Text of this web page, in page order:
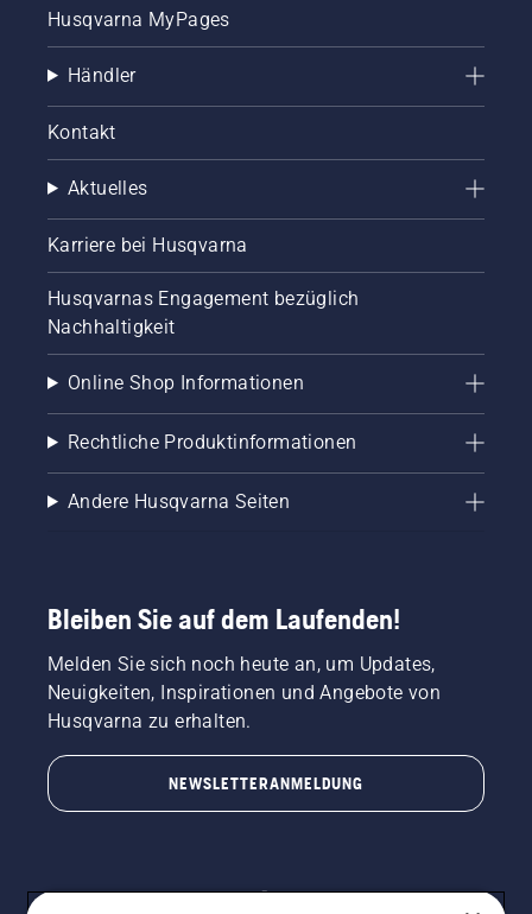
Husqvarna MyPages
Händler
Kontakt
Aktuelles
Karriere bei Husqvarna
Husqvarnas Engagement bezüglich
Nachhaltigkeit
Online Shop Informationen
Rechtliche Produktinformationen
Andere Husqvarna Seiten
Bleiben Sie auf dem Laufenden!
Melden Sie sich noch heute an, um Updates,
Neuigkeiten, Inspirationen und Angebote von
Husqvarna zu erhalten.
NEWSLETTERANMELDUNG